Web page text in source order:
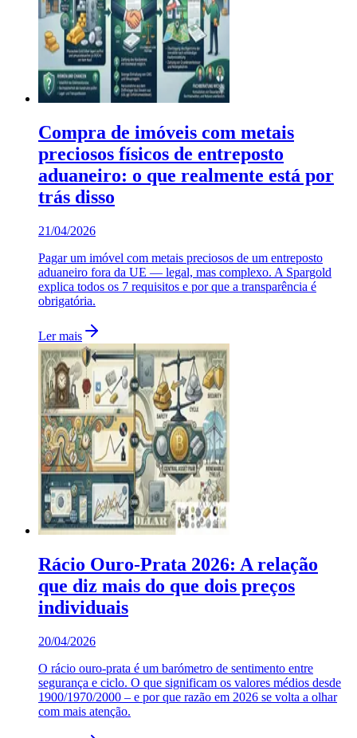
Compra de imóveis com metais
preciosos físicos de entreposto
aduaneiro: o que realmente está por
trás disso
21/04/2026
Pagar um imóvel com metais preciosos de um entreposto
aduaneiro fora da UE — legal, mas complexo. A Spargold
explica todos os 7 requisitos e por que a transparência é
obrigatória.
Ler mais
Rácio Ouro-Prata 2026: A relação
que diz mais do que dois preços
individuais
20/04/2026
O rácio ouro-prata é um barómetro de sentimento entre
segurança e ciclo. O que significam os valores médios desde
1900/1970/2000 – e por que razão em 2026 se volta a olhar
com mais atenção.